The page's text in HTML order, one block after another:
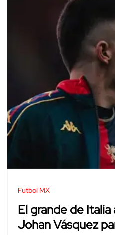
Futbol MX
El grande de Italia
Johan Vásquez